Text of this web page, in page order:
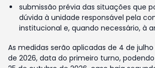
submissão prévia das situações que
dúvida à unidade responsável pela
institucional e, quando necessário, à
As medidas serão aplicadas de 4 de
de 2026, data do primeiro turno,